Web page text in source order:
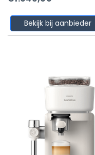
Bekijk bij aanbieder